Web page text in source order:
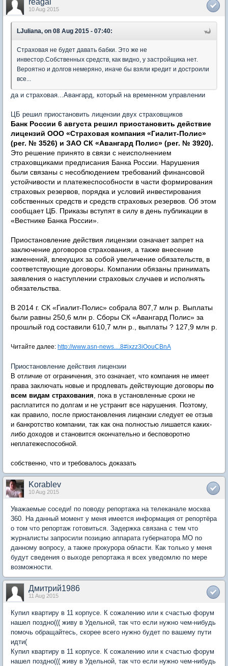
10 Aug 2015
LJuliana, on 08 Aug 2015 - 07:40:
Страховая не будет давать бабки. Это же не
инвестор.Собственных средств, как видно, у застройщика нет.
Вероятно и долгов немеряно, иначе бы взяли кредит и достроили
все...
да и страховая...Авангард, который на временном управлении
ЦБ решил приостановить лицензии двух страховщиков
Банк России 6 августа решил приостановить действие
лицензий ООО «Страховая компания «Гиалит-Полис»
(рег. № 3526) и ЗАО СК «Авангард Полис» (рег. № 3920).
Это решение принято в связи с неисполнением
страховщиками предписания Банка России. Нарушения
были связаны с несоблюдением требований финансовой
устойчивости и платежеспособности в части формирования
страховых резервов, порядка и условий инвестирования
собственных средств и средств страховых резервов. Об этом
сообщает ЦБ. Приказы вступят в силу в день публикации в
«Вестнике Банка России».
Приостановление действия лицензии означает запрет на
заключение договоров страхования, а также внесение
изменений, влекущих за собой увеличение обязательств, в
соответствующие договоры. Компании обязаны принимать
заявления о наступлении страховых случаев и исполнять
обязательства.
В 2014 г. СК «Гиалит-Полис» собрала 807,7 млн р. Выплаты
были равны 250,6 млн р. Сборы СК «Авангард Полис» за
прошлый год составили 610,7 млн р., выплаты ? 127,9 млн р.
Читайте далее: http://www.asn-news....8#ixzz3iOouCBnA
Приостановление действия лицензии
В отличие от ограничения, это означает, что компания не имеет
права заключать новые и продлевать действующие договоры по
всем видам страхования , пока в установленные сроки не
расплатится по долгам и не устранит все нарушения. Поэтому,
как правило, после приостановления лицензии следует ее отзыв
и банкротство компании, так как она полностью лишается каких-
либо доходов и становится окончательно и бесповоротно
неплатежеспособной.
собственно, что и требовалось доказать
Korablev
10 Aug 2015
Уважаемые соседи! по поводу репортажа на телеканале москва
360. На данный момент у меня имеется информация от репортёра
о том что репортаж готовиться. Задержка связана с тем что
журналисты запросили позицию аппарата губернатора МО по
данному вопросу, а также прокурора области. Как только у меня
будут сведения о выходе репортажа я всех уведомлю по мере
возможности.
Дмитрий1986
11 Aug 2015
Купил квартиру в 11 корпусе. К сожалению или к счастью форум
нашел поздно((( живу в Удельной, так что если нужно чем-нибудь
помочь обращайтесь, скорее всего нужно будет по вашему пути
идти(
Купил квартиру в 11 корпусе. К сожалению или к счастью форум
нашел поздно((( живу в Удельной, так что если нужно чем-нибудь